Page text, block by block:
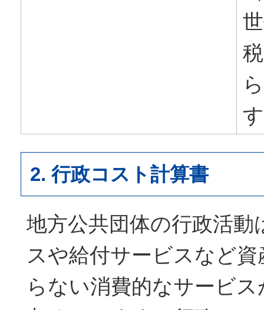
2. 行政コスト計算書
地方公共団体の行政活動
スや給付サービスなど
らない消費的なサービ